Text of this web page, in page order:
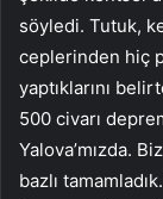
söyledi. Tutuk,
ceplerinden hiç
yaptıklarını
500 civarı
Yalova’mızda.
bazlı